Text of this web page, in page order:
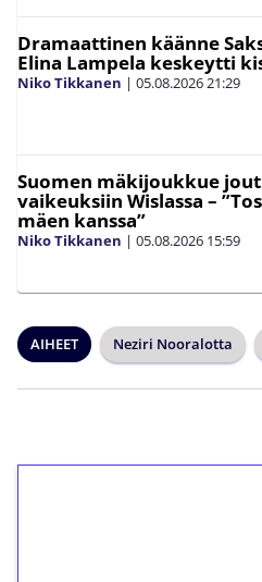
Dramaattinen käänne
Elina Lampela keskeytti
Niko Tikkanen | 05.08.202621:29
Suomen mäkijoukkue
vaikeuksiin Wislassa –
mäen kanssa”
Niko Tikkanen | 05.08.2026 15:59
AIHEET Neziri Nooralotta